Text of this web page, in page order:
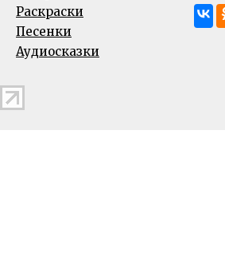
Раскраски
Песенки
Аудиосказки